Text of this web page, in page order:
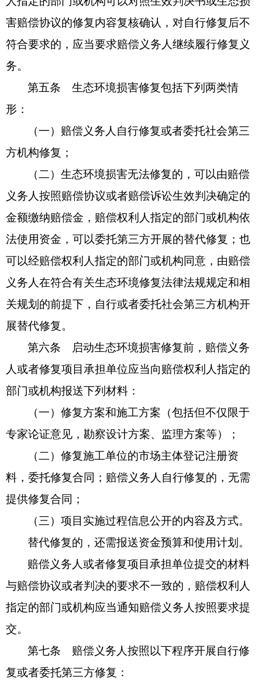
害赔偿协议的修复内容复核确认，对自行修复后不
符合要求的，应当要求赔偿义务人继续履行修复义
务。
第五条 生态环境损害修复包括下列两类情
形：
（一）赔偿义务人自行修复或者委托社会第三
方机构修复；
（二）生态环境损害无法修复的，可以由赔偿
义务人按照赔偿协议或者赔偿诉讼生效判决确定的
金额缴纳赔偿金，赔偿权利人指定的部门或机构依
法使用资金，可以委托第三方开展的替代修复；也
可以经赔偿权利人指定的部门或机构同意，由赔偿
义务人在符合有关生态环境修复法律法规规定和相
关规划的前提下，自行或者委托社会第三方机构开
展替代修复。
第六条 启动生态环境损害修复前，赔偿义务
人或者修复项目承担单位应当向赔偿权利人指定的
部门或机构报送下列材料：
（一）修复方案和施工方案（包括但不仅限于
专家论证意见，勘察设计方案、监理方案等）；
（二）修复施工单位的市场主体登记注册资
料，委托修复合同；赔偿义务人自行修复的，无需
提供修复合同；
（三）项目实施过程信息公开的内容及方式。
替代修复的，还需报送资金预算和使用计划。
赔偿义务人或者修复项目承担单位提交的材料
与赔偿协议或者判决的要求不一致的，赔偿权利人
指定的部门或机构应当通知赔偿义务人按照要求提
交。
第七条 赔偿义务人按照以下程序开展自行修
复或者委托第三方修复：